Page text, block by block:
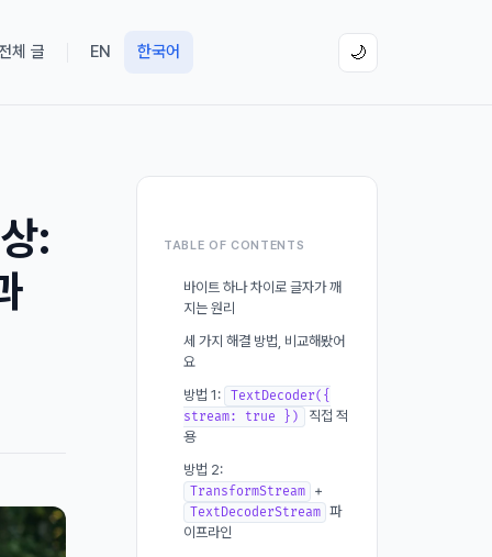
체 글 EN 한국어 🌙
:
TABLE OF CONTENTS
바이트 하나 차이로 글자가 깨
지는 원리
세 가지 해결 방법, 비교해봤어
요
방법 1:
TextDecoder({
stream: true })
직접 적
용
방법 2:
TransformStream +
TextDecoderStream
파
이프라인